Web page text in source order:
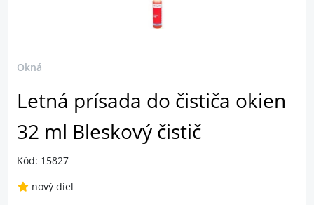
Okná
Letná prísada do čističa okien
32 ml Bleskový čistič
Kód: 15827
nový diel